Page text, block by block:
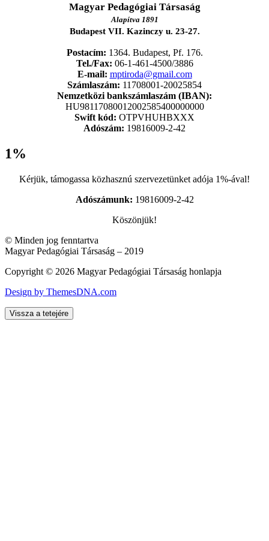
Magyar Pedagógiai Társaság
Alapítva 1891
Budapest VII. Kazinczy u. 23-27.
Postacím: 1364. Budapest, Pf. 176.
Tel./Fax: 06-1-461-4500/3886
E-mail: mptiroda@gmail.com
Számlaszám: 11708001-20025854
Nemzetközi bankszámlaszám (IBAN):
HU98117080012002585400000000
Swift kód: OTPVHUHBXXX
Adószám: 19816009-2-42
1%
Kérjük, támogassa közhasznú szervezetünket adója 1%-ával!
Adószámunk: 19816009-2-42
Köszönjük!
© Minden jog fenntartva
Magyar Pedagógiai Társaság – 2019
Copyright © 2026 Magyar Pedagógiai Társaság honlapja
Design by ThemesDNA.com
Vissza a tetejére